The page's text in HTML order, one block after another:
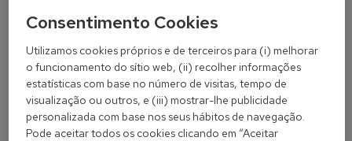
Testes cutâneos
Baseiam-se na reprodução
da resposta inflamatória
alérgica na pele. Os
alergénios a testar são
selecionados de acordo com
Consentimento Cookies
Utilizamos cookies próprios e de terceiros para (i) melhorar
o funcionamento do sítio web, (ii) recolher informações
estatísticas com base no número de visitas, tempo de
visualização ou outros, e (iii) mostrar-lhe publicidade
personalizada com base nos seus hábitos de navegação.
Pode aceitar todos os cookies clicando em “Aceitar